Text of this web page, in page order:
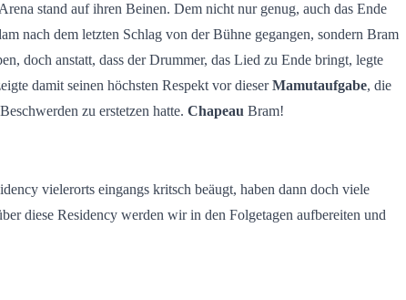
stand auf ihren Beinen. Dem nicht nur genug, auch das Ende
nach dem letzten Schlag von der Bühne gegangen, sondern Bram
doch anstatt, dass der Drummer, das Lied zu Ende bringt, legte
damit seinen höchsten Respekt vor dieserMamutaufgabe, die
zu erstetzen hatte. Chapeau Bram!
vielerorts eingangs kritsch beäugt, haben dann doch viele
diese Residency werden wir in den Folgetagen aufbereiten und